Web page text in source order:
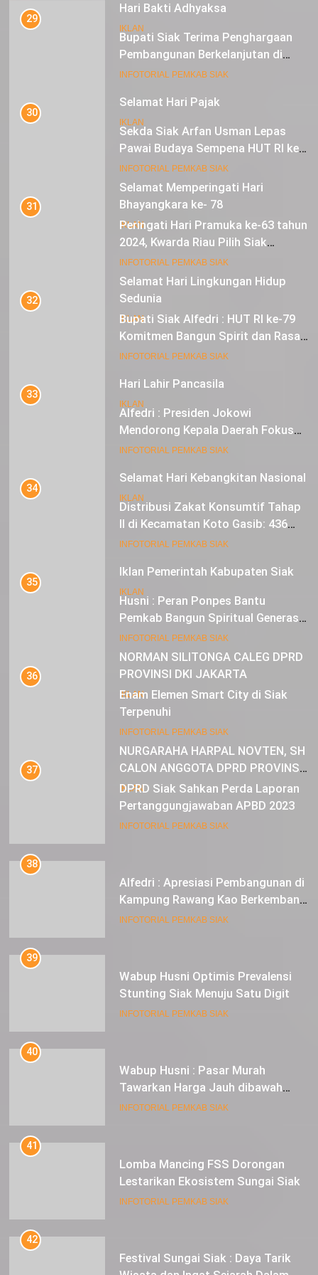
Selamat Hari Pajak
IKLAN
Bhayangkara ke- 78
IKLAN
Selamat Hari Lingkungan Hidup
Sedunia
IKLAN
Hari Lahir Pancasila
Selamat Hari Kebangkitan Nasional
IKLAN
Iklan Pemerintah Kabupaten Siak
IKLAN
PROVINSI DKI JAKARTA
IKLAN
NURGARAHA HARPAL NOVTEN, SH
CALON ANGGOTA DPRD PROVINSI
DKI JAKARTA
IKLAN
30
Sekda Siak Arfan Usman Lepas
Pawai Budaya Sempena HUT RI ke-
79
INFOTORIAL PEMKAB SIAK
31
Peringati Hari Pramuka ke-63 tahun
2024, Kwarda Riau Pilih Siak
Sebagai Tuan Rumah
INFOTORIAL PEMKAB SIAK
32
Bupati Siak Alfedri : HUT RI ke-79
Komitmen Bangun Spirit dan Rasa
Nasionalisme
INFOTORIAL PEMKAB SIAK
33
Alfedri : Presiden Jokowi
Mendorong Kepala Daerah Fokus
pada Inflasi dan Pilkada Serentak
INFOTORIAL PEMKAB SIAK
34
Distribusi Zakat Konsumtif Tahap
II di Kecamatan Koto Gasib: 436
Mustahik Terima Bantuan
INFOTORIAL PEMKAB SIAK
35
Husni : Peran Ponpes Bantu
Pemkab Bangun Spiritual Generasi
Muda
INFOTORIAL PEMKAB SIAK
36
Enam Elemen Smart City di Siak
Terpenuhi
INFOTORIAL PEMKAB SIAK
37
DPRD Siak Sahkan Perda Laporan
Pertanggungjawaban APBD 2023
INFOTORIAL PEMKAB SIAK
38
Alfedri : Apresiasi Pembangunan di
Kampung Rawang Kao Berkembang
Pesat
INFOTORIAL PEMKAB SIAK
39
Wabup Husni Optimis Prevalensi
Stunting Siak Menuju Satu Digit
INFOTORIAL PEMKAB SIAK
40
Wabup Husni : Pasar Murah
Tawarkan Harga Jauh dibawah
Pasar Tradisional
INFOTORIAL PEMKAB SIAK
41
Lomba Mancing FSS Dorongan
Lestarikan Ekosistem Sungai Siak
INFOTORIAL PEMKAB SIAK
42
Festival Sungai Siak : Daya Tarik
Wisata dan Ingat Sejarah Dalam
Lestarikan Peradaban
INFOTORIAL PEMKAB SIAK
43
Wabup Husni dan Masyarakat Siak